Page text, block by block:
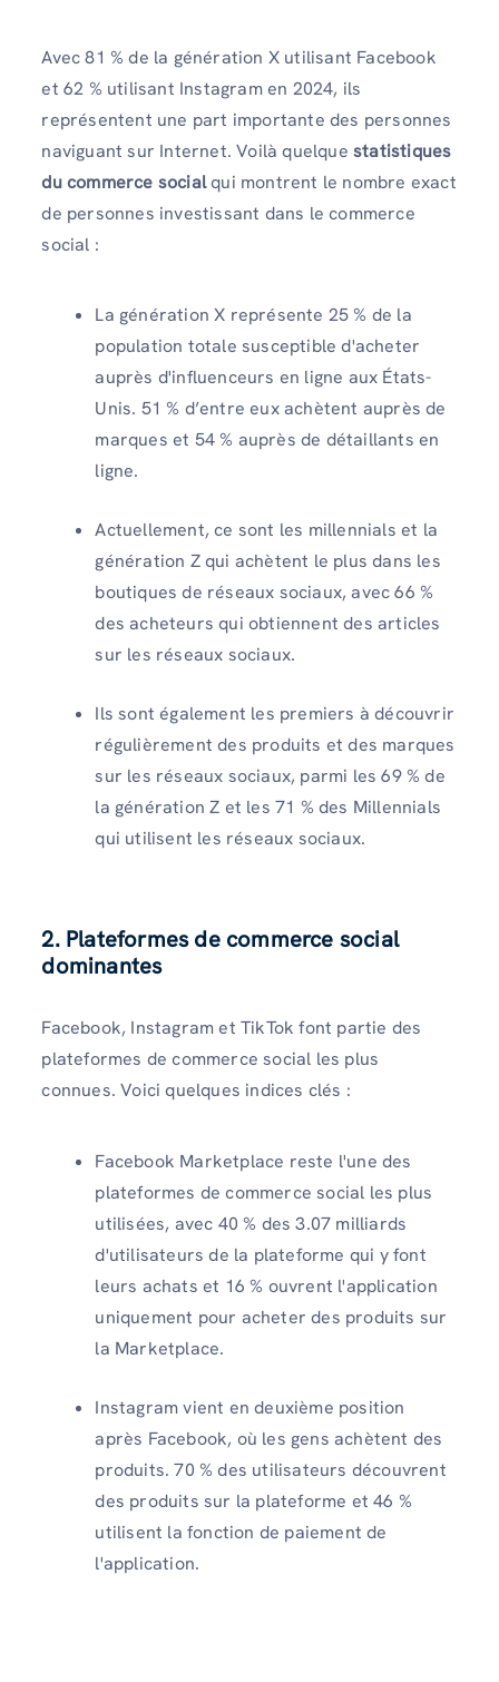
Avec 81 % de la génération X utilisant Facebook
et 62 % utilisant Instagram en 2024, ils
représentent une part importante des personnes
naviguant sur Internet. Voilà quelque statistiques
du commerce socialqui montrent le nombre exact
de personnes investissant dans le commerce
social :
La génération X représente 25 % de la
population totale susceptible d'acheter
auprès d'influenceurs en ligne aux États-
Unis. 51 % d’entre eux achètent auprès de
marques et 54 % auprès de détaillants en
ligne.
Actuellement, ce sont les millennials et la
génération Z qui achètent le plus dans les
boutiques de réseaux sociaux, avec 66 %
des acheteurs qui obtiennent des articles
sur les réseaux sociaux.
Ils sont également les premiers à découvrir
régulièrement des produits et des marques
sur les réseaux sociaux, parmi les 69 % de
la génération Z et les 71 % des Millennials
qui utilisent les réseaux sociaux.
2. Plateformes de commerce social
dominantes
Facebook, Instagram et TikTok font partie des
plateformes de commerce social les plus
connues. Voici quelques indices clés :
Facebook Marketplace reste l'une des
plateformes de commerce social les plus
utilisées, avec 40 % des 3.07 milliards
d'utilisateurs de la plateforme qui y font
leurs achats et 16 % ouvrent l'application
uniquement pour acheter des produits sur
la Marketplace.
Instagram vient en deuxième position
après Facebook, où les gens achètent des
produits. 70 % des utilisateurs découvrent
des produits sur la plateforme et 46 %
utilisent la fonction de paiement de
l'application.